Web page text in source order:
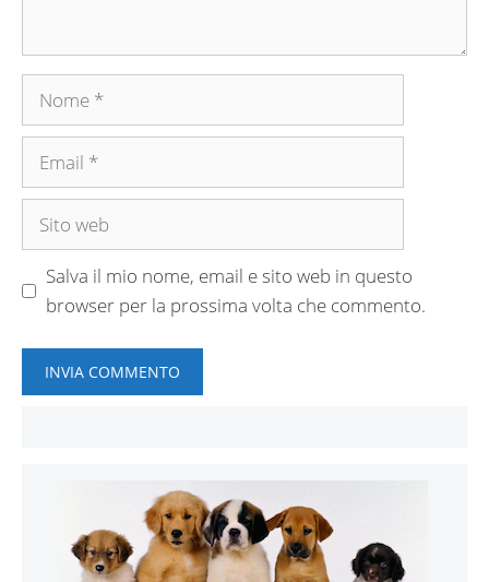
Nome
Email
Sito
Salva il mio nome, email e sito web in questo
browser per la prossima volta che commento.